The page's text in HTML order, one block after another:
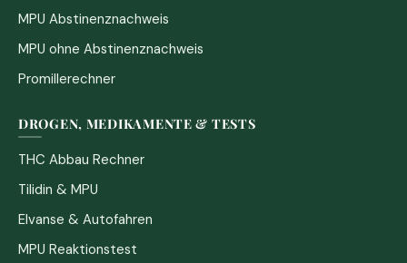
MPU Abstinenznachweis
MPU ohne Abstinenznachweis
Promillerechner
DROGEN, MEDIKAMENTE & TESTS
THC Abbau Rechner
Tilidin & MPU
Elvanse & Autofahren
MPU Reaktionstest